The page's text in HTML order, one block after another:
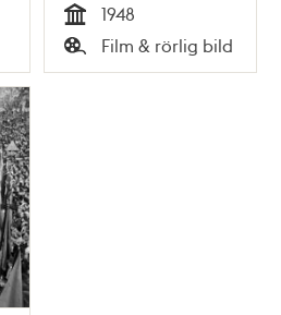
Tid
1948
Typ
Film & rörlig bild